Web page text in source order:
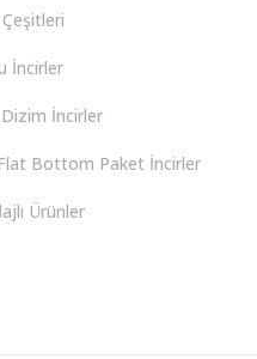
Çeşitleri
İncirler
İncirler
Bottom Paket İncirler
Ürünler